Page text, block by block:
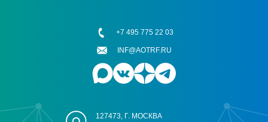
127473, Г. МОСКВА
+7 495 775 22 03
INF@AOTRF.RU